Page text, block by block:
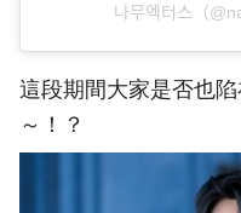
나무엑터스
這段期間大家是否也
～！？